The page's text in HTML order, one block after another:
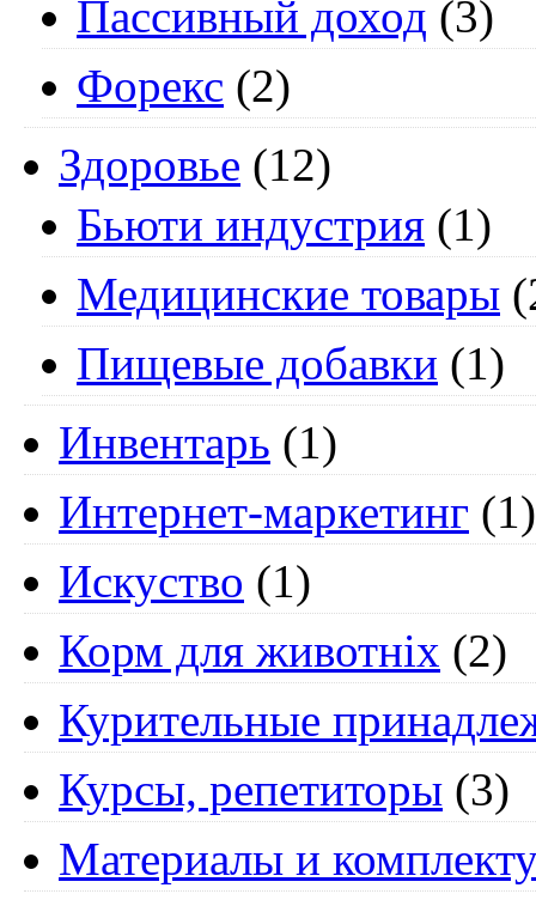
Пассивный доход (3)
Форекс (2)
Здоровье (12)
Бьюти индустрия (1)
Медицинские товары
Пищевые добавки (1)
Инвентарь (1)
Интернет-маркетинг (1)
Искуство (1)
Корм для животніх (2)
Курительные
Курсы, репетиторы (3)
Материалы и